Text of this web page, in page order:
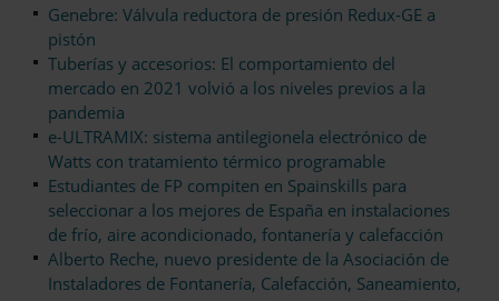
Genebre: Válvula reductora de presión Redux-GE a
pistón
Tuberías y accesorios: El comportamiento del
mercado en 2021 volvió a los niveles previos a la
pandemia
e-ULTRAMIX: sistema antilegionela electrónico de
Watts con tratamiento térmico programable
Estudiantes de FP compiten en Spainskills para
seleccionar a los mejores de España en instalaciones
de frío, aire acondicionado, fontanería y calefacción
Alberto Reche, nuevo presidente de la Asociación de
Instaladores de Fontanería, Calefacción, Saneamiento,